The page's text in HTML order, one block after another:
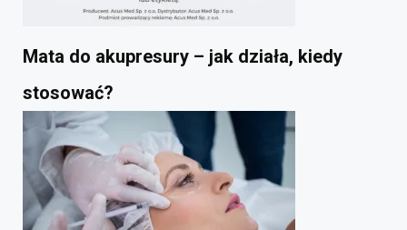
Mata do akupresury – jak działa, kiedy
stosować?